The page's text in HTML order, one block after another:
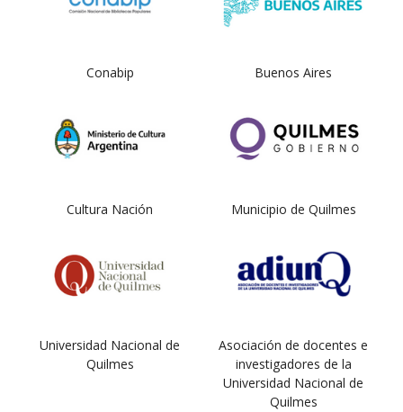
Conabip Buenos Aires
Cultura Nación Municipio de Quilmes
Universidad Nacional de
Quilmes
Asociación de docentes e
investigadores de la
Universidad Nacional de
Quilmes